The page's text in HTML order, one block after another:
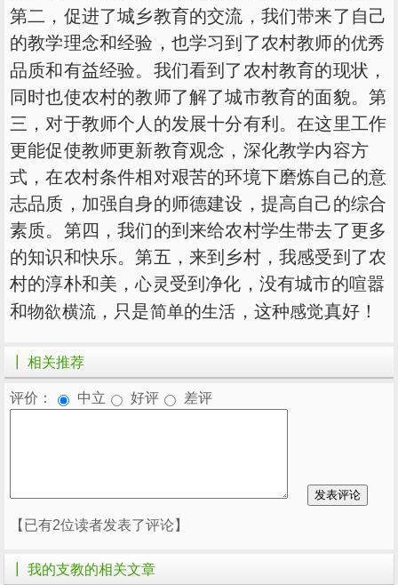
第二，促进了城乡教育的交流，我们带来了自己
的教学理念和经验，也学习到了农村教师的优秀
品质和有益经验。我们看到了农村教育的现状，
同时也使农村的教师了解了城市教育的面貌。第
三，对于教师个人的发展十分有利。在这里工作
更能促使教师更新教育观念，深化教学内容方
式，在农村条件相对艰苦的环境下磨炼自己的意
志品质，加强自身的师德建设，提高自己的综合
素质。第四，我们的到来给农村学生带去了更多
的知识和快乐。第五，来到乡村，我感受到了农
村的淳朴和美，心灵受到净化，没有城市的喧嚣
和物欲横流 ，只是简单的生活 ，这种感觉真好！
┃ 相关推荐
评价： 中立 好评 差评
【已有2位读者发表了评论】
┃ 我的支教的相关文章